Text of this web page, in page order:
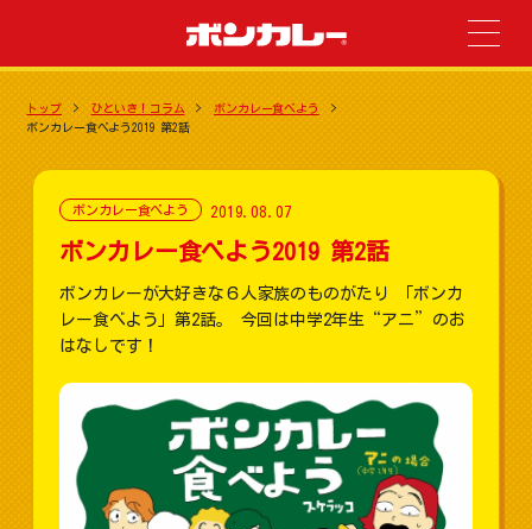
トップ ひといき！コラム
ボンカレー食べよう
ボンカレー食べよう2019 第2話
ボンカレー食べよう 2019.08.07
ボンカレー食べよう2019 第2話
ボンカレーが大好きな６人家族のものがたり 「ボンカ
レー食べよう」第2話。 今回は中学2年生“アニ”のお
はなしです！